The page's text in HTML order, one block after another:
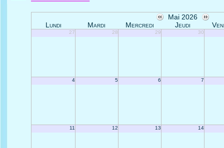
Mai 2026
Lundi
Mardi Mercredi Jeudi
27 28 29 30
4 5 6 7
11 12 13 14